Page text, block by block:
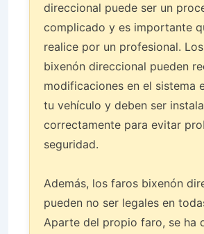
direccional puede ser un
complicado y es importante
realice por un profesional.
bixenón direccional pueden
modificaciones en el sistema
tu vehículo y deben ser
correctamente para evitar
seguridad.
Además, los faros bixenón
pueden no ser legales en
Aparte del propio faro, se ha